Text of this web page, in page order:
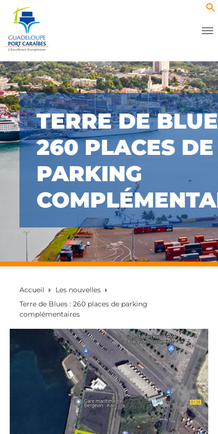
TERRE DE
260 PLACES DE
PARKING
Accueil
Les nouvelles
Terre de Blues : 260 places de parking
complémentaires